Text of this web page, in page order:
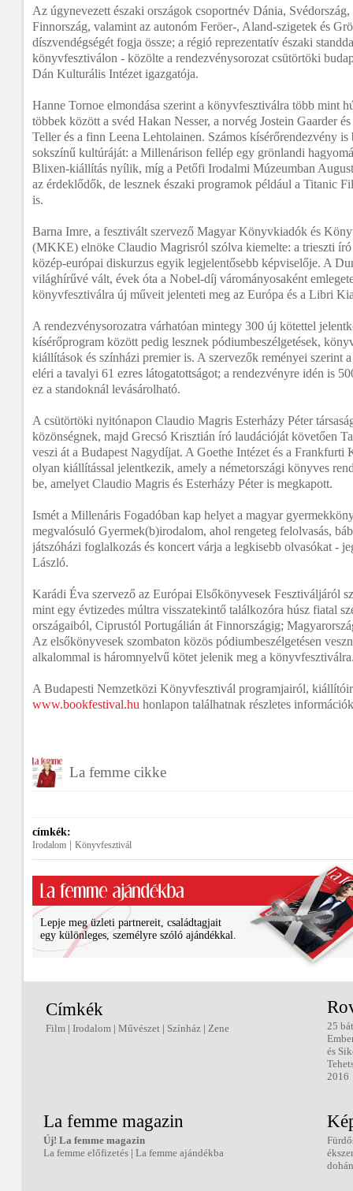
Az úgynevezett északi országok csoportnév Dánia,
Finnország, valamint az autonóm Feröer-, Aland-szigetek és
díszvendégségét fogja össze; a régió reprezentatív északi
könyvfesztiválon - közölte a rendezvénysorozat csütörtöki
Dán Kulturális Intézet igazgatója.
Hanne Tornoe elmondása szerint a könyvfesztiválra több mint
többek között a svéd Hakan Nesser, a norvég Jostein Gaarder
Teller és a finn Leena Lehtolainen. Számos kísérőrendezvény is
sokszínű kultúráját: a Millenárison fellép egy grönlandi
Blixen-kiállítás nyílik, míg a Petőfi Irodalmi Múzeumban
az érdeklődők, de lesznek északi programok például a Titanic
is.
Barna Imre, a fesztivált szervező Magyar Könyvkiadók és
(MKKE) elnöke Claudio Magrisról szólva kiemelte: a trieszti
közép-európai diskurzus egyik legjelentősebb képviselője. A
világhírűvé vált, évek óta a Nobel-díj várományosaként
könyvfesztiválra új műveit jelenteti meg az Európa és a Libri
A rendezvénysorozatra várhatóan mintegy 300 új kötettel
kísérőprogram között pedig lesznek pódiumbeszélgetések,
kiállítások és színházi premier is. A szervezők reményei szerint
eléri a tavalyi 61 ezres látogatottságot; a rendezvényre idén is
ez a standoknál levásárolható.
A csütörtöki nyitónapon Claudio Magris Esterházy Péter
közönségnek, majd Grecsó Krisztián író laudációját követően
veszi át a Budapest Nagydíjat. A Goethe Intézet és a Frankfurti
olyan kiállítással jelentkezik, amely a németországi könyves
be, amelyet Claudio Magris és Esterházy Péter is megkapott.
Ismét a Millenáris Fogadóban kap helyet a magyar
megvalósuló Gyermek(b)irodalom, ahol rengeteg felolvasás,
játszóházi foglalkozás és koncert várja a legkisebb olvasókat -
László.
Karádi Éva szervező az Európai Elsőkönyvesek Fesztiváljáról
mint egy évtizedes múltra visszatekintő találkozóra húsz fiatal
országaiból, Ciprustól Portugálián át Finnországig;
Az elsőkönyvesek szombaton közös pódiumbeszélgetésen
alkalommal is háromnyelvű kötet jelenik meg a
A Budapesti Nemzetközi Könyvfesztivál programjairól,
www.bookfestival.hu honlapon találhatnak részletes
La femme cikke
címkék:
Irodalom Könyvfesztivál
Lepje meg üzleti partnereit, családtagjait
egy különleges, személyre szóló ajándékkal.
Címkék
Film | Irodalom | Művészet | Színház | Zene
25
és
2016
La femme magazin
Új! La femme magazin
La femme előfizetés | La femme ajándékba